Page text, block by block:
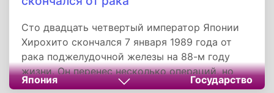
Сто двадцать четвертый император Японии
Хирохито скончался 7 января 1989 года от
рака поджелудочной железы на 88-м году
жизни. Он перенес несколько операций, но
здоровье все больше ухудшалось, у него
Япония Государство